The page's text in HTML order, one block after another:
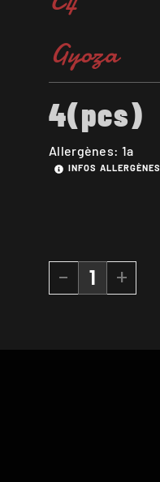
Gyoza
4(pcs)
Allergènes: 1a
INFOS ALLERGÈNES
- +